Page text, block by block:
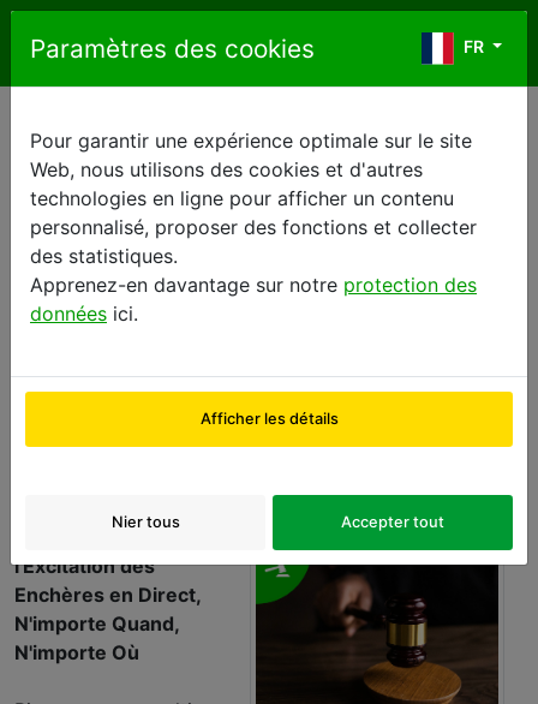
Aller au contenu
Paramètres des cookies FR
Pour garantir une expérience optimale sur le site
Web, nous utilisons des cookies et d'autres
technologies en ligne pour afficher un contenu
personnalisé, proposer des fonctions et collecter
des statistiques.
Apprenez-en davantage sur notre protection des
données ici.
Afficher les détails
Nier tous Accepter tout
← Back to news list
← Précédent suivant →
realtime-move
Entrez dans une expérience d'enchères interactive
temps réel, ressentez l'atmosphère de la salle des
l'Excitation des
Enchères en Direct,
N'importe Quand,
N'importe Où